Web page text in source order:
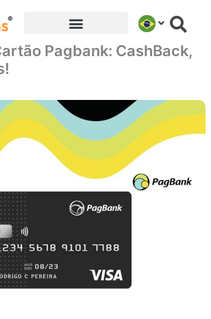
Pagbank: CashBack,